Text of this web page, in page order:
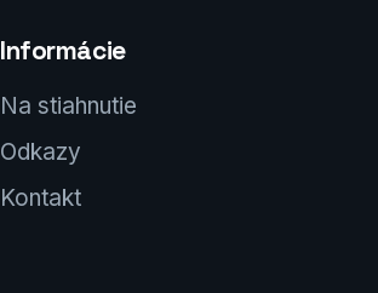
Informácie
Na stiahnutie
Odkazy
Kontakt